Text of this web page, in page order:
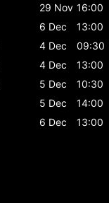
29 Nov 16:00
6 Dec
13:00
4 Dec
09:30
4 Dec
13:00
5 Dec
10:30
5 Dec
14:00
6 Dec
13:00